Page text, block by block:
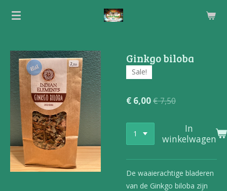
Ga
hoofdinhoud
Ginkgo biloba
Sale!
€ 6,00€ 7,50
In
winkelwagen
De waaierachtige bladeren
van de Ginkgo biloba zijn